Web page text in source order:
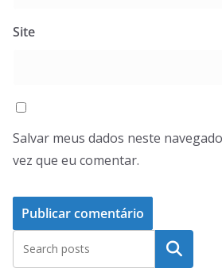
Site
Salvar meus dados neste
vez que eu comentar.
Pesquisar